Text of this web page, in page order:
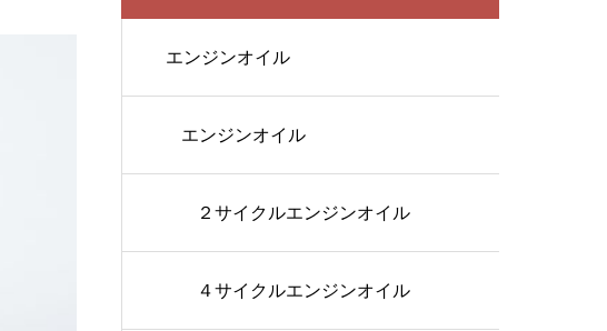
エンジンオイル
エンジンオイル
２サイクルエンジンオイル
４サイクルエンジンオイル